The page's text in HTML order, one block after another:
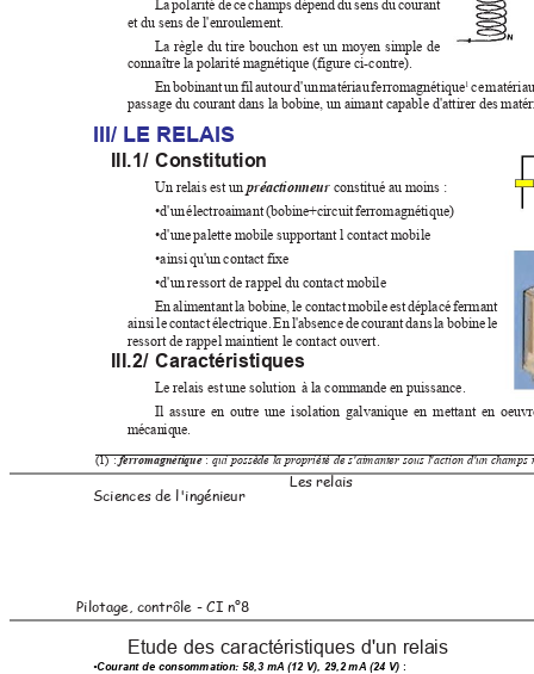
Les relais
Sciences de l'ingénieur
La polarité de ce champs dépend du sens du courant
et du sens de l'enroulement.
La règle du tire bouchon est un moyen simple de
connaître la polarité magnétique (figure ci-contre).
En bobinant un fil autour d'un matériau ferromagnétique1 ce
passage du courant dans la bobine, un aimant capable d'attirer des
III/ LE RELAIS
III.1/ Constitution
Un relais est un préactionneur constitué au moins :
•d'un électroaimant (bobine+circuit ferromagnétique)
•d'une palette mobile supportant l contact mobile
•ainsi qu'un contact fixe
•d'un ressort de rappel du contact mobile
En alimentant la bobine, le contact mobile est déplacé fermant
ainsi le contact électrique. En l'absence de courant dans la bobine le
ressort de rappel maintient le contact ouvert.
III.2/ Caractéristiques
Le relais est une solution  à la commande en puissance.
Il assure en outre une isolation galvanique en mettant en
mécanique.
(1) : ferromagnétique : qui possède la propriété de s'aimanter sous l'action d'un champs
Pilotage, contrôle - CI n°8
Etude des caractéristiques d'un relais
•Courant de consommation: 58,3 mA (12 V), 29,2 mA (24 V) :